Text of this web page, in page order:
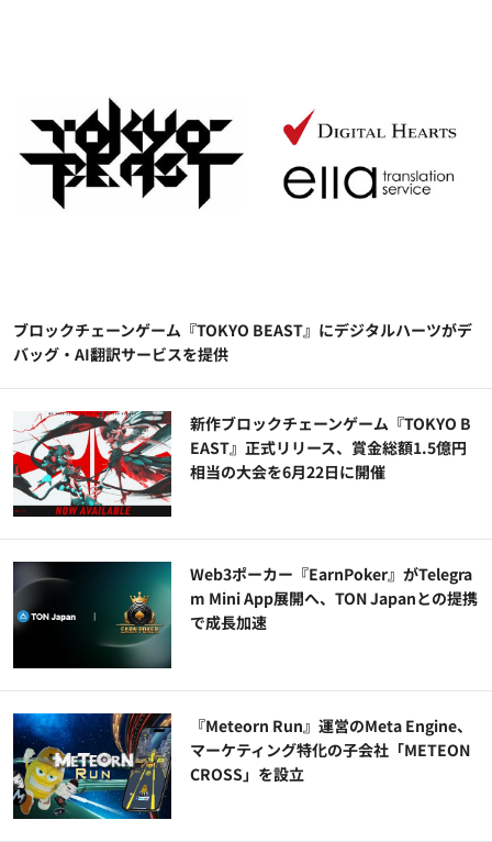
ブロックチェーンゲーム『TOKYO BEAST』にデジタルハーツがデ
バッグ・AI翻訳サービスを提供
新作ブロックチェーンゲーム『TOKYO B
EAST』正式リリース、賞金総額1.5億円
相当の大会を6月22日に開催
Web3ポーカー『EarnPoker』がTelegra
m Mini App展開へ、TON Japanとの提携
で成長加速
『Meteorn Run』運営のMeta Engine、
マーケティング特化の子会社「METEON
CROSS」を設立